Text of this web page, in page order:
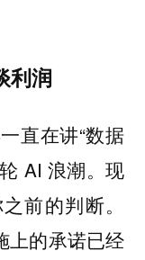
利润
直在讲“数据
AI 浪潮。现
前的判断。
上的承诺已经